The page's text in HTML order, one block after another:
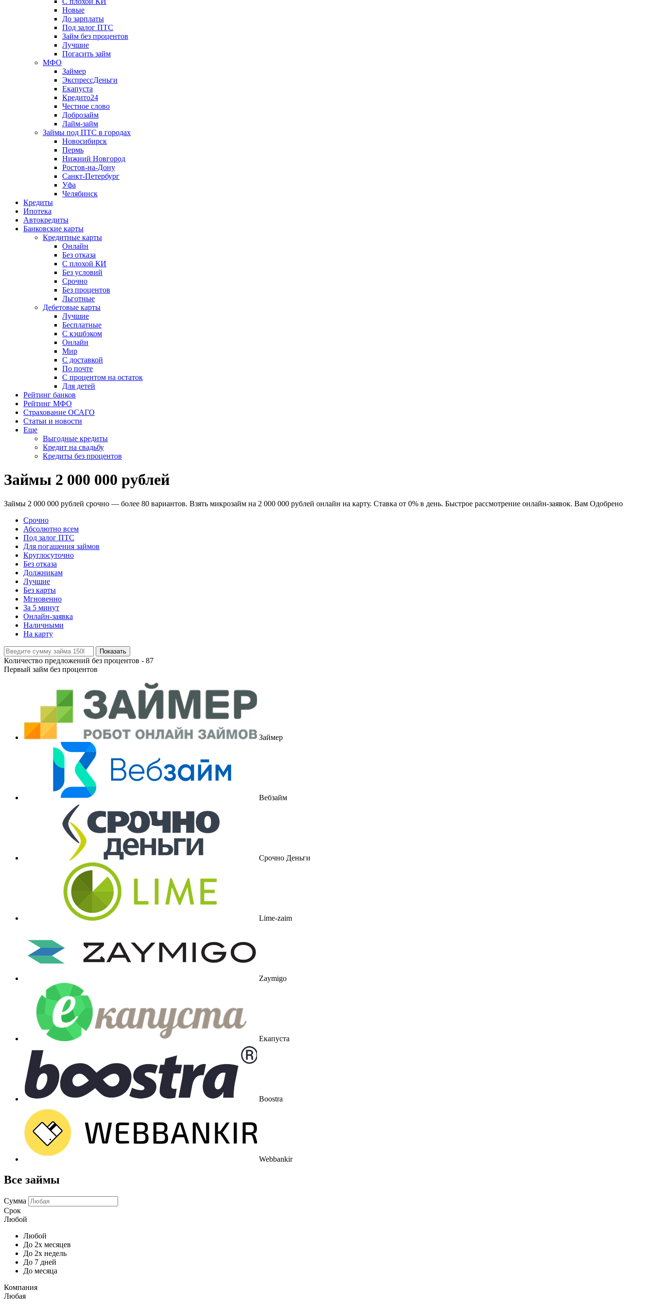
Новые
До зарплаты
Под залог ПТС
Займ без процентов
Лучшие
Погасить займ
МФО
Займер
ЭкспрессДеньги
Екапуста
Кредито24
Честное слово
Доброзайм
Лайм-займ
Займы под ПТС в городах
Новосибирск
Пермь
Нижний Новгород
Ростов-на-Дону
Санкт-Петербург
Уфа
Челябинск
Кредиты
Ипотека
Автокредиты
Банковские карты
Кредитные карты
Онлайн
Без отказа
С плохой КИ
Без условий
Срочно
Без процентов
Льготные
Дебетовые карты
Лучшие
Бесплатные
С кэшбэком
Онлайн
Мир
С доставкой
По почте
С процентом на остаток
Для детей
Рейтинг банков
Рейтинг МФО
Страхование ОСАГО
Статьи и новости
Еще
Выгодные кредиты
Кредит на свадьбу
Кредиты без процентов
Займы 2 000 000 рублей
Займы 2 000 000 рублей срочно — более 80 вариантов. Взять микрозайм на 2 000 000 рублей онлайн на карту. Ставка от 0% в день. Быстрое рассмотрение онлайн-заявок. Вам Одобрено
Срочно
Абсолютно всем
Под залог ПТС
Для погашения займов
Круглосуточно
Без отказа
Должникам
Лучшие
Без карты
Мгновенно
За 5 минут
Онлайн-заявка
Наличными
На карту
Показать
Количество предложений без процентов - 87
Первый займ без процентов
Займер
Вебзайм
Срочно Деньги
Lime-zaim
Zaymigo
Екапуста
Boostra
Webbankir
Все займы
Сумма
Срок
Любой
Любой
До 2х месяцев
До 2х недель
До 7 дней
До месяца
Компания
Любая